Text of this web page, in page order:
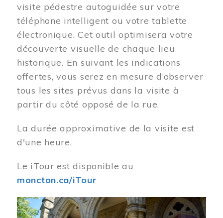
visite pédestre autoguidée sur votre
téléphone intelligent ou votre tablette
électronique. Cet outil optimisera votre
découverte visuelle de chaque lieu
historique. En suivant les indications
offertes, vous serez en mesure d’observer
tous les sites prévus dans la visite à
partir du côté opposé de la rue.
La durée approximative de la visite est
d'une heure.
Le iTour est disponible au
moncton.ca/iTour